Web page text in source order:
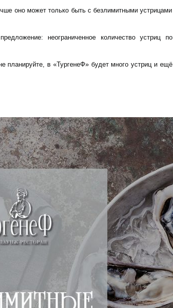
оно может только быть с безлимитными устрицами
неограниченное количество устриц по
планируйте, в «ТургенеФ» будет много устриц и ещё